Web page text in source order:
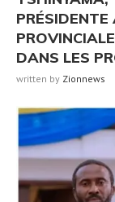
PRÉSIDENTE
DANS LES
written by Zionnews